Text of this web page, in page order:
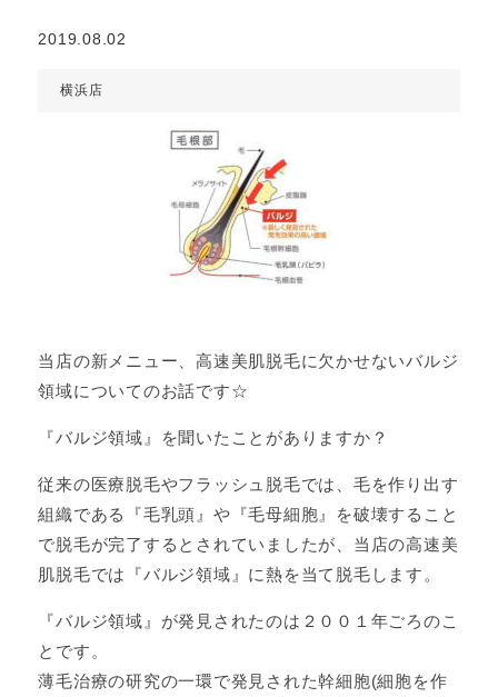
2019.08.02
横浜店
当店の新メニュー、高速美肌脱毛に欠かせないバルジ
領域についてのお話です☆
『バルジ領域』を聞いたことがありますか？
従来の医療脱毛やフラッシュ脱毛では、毛を作り出す
組織である『毛乳頭』や『毛母細胞』を破壊すること
で脱毛が完了するとされていましたが、当店の高速美
肌脱毛では『バルジ領域』に熱を当て脱毛します。
『バルジ領域』が発見されたのは２００１年ごろのこ
とです。
薄毛治療の研究の一環で発見された幹細胞(細胞を作